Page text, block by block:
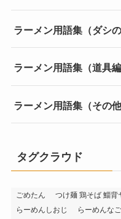
ラーメン用語集（ダシの
ラーメン用語集（道具編
ラーメン用語集（その他
タグクラウド
ごめたん つけ麺 鶏そば 鯔背
らーめんしおじ
らーめんな